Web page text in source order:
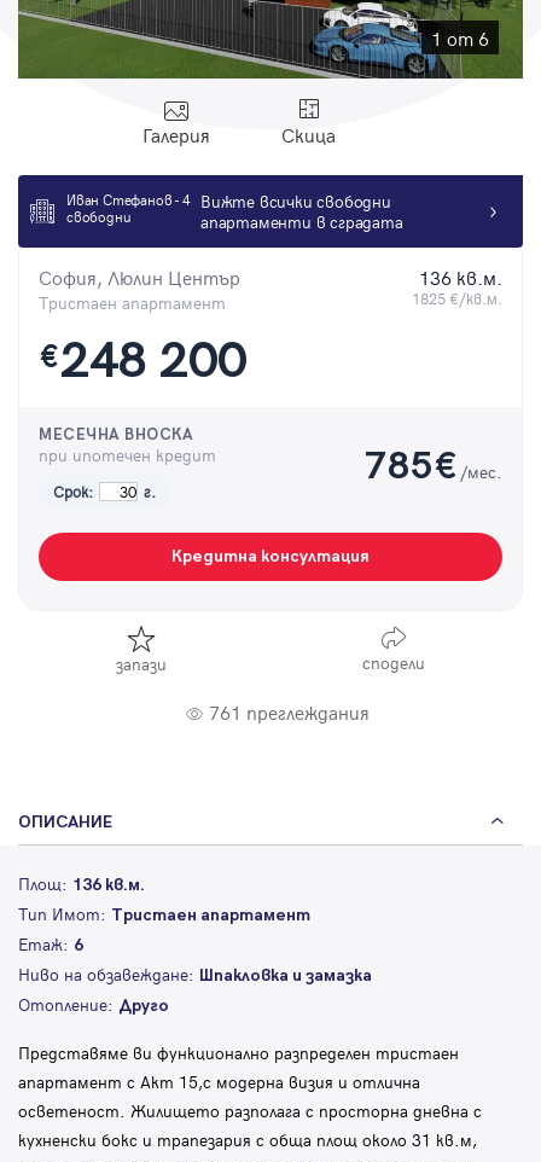
1 от 6
Галерия Скица
Иван Стефанов - 4
свободни
Вижте всички свободни
апартаменти в сградата
София, Люлин Център
Тристаен апартамент
136 кв.м.
1825 €/кв.м.
€248 200
МЕСЕЧНА ВНОСКА
при ипотечен кредит
Срок: г.
785€ /мес.
Кредитна консултация
запази сподели
761 преглеждания
ОПИСАНИЕ
Площ: 136 кв.м.
Тип Имот: Тристаен апартамент
Етаж: 6
Ниво на обзавеждане: Шпакловка и замазка
Отопление: Друго
Представяме ви функционално разпределен тристаен
апартамент с Акт 15,с модерна визия и отлична
осветеност. Жилището разполага с просторна дневна с
кухненски бокс и трапезария с обща площ около 31 кв.м,
Парола
Забравена парола
Регистрация